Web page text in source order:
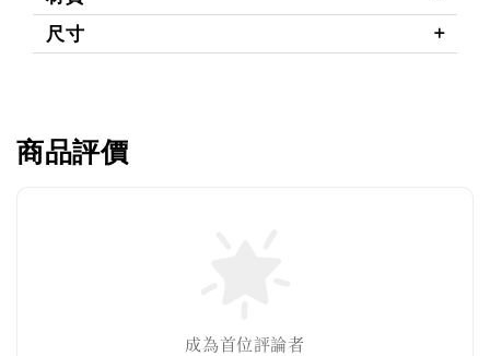
尺寸
商品評價
成為首位評論者